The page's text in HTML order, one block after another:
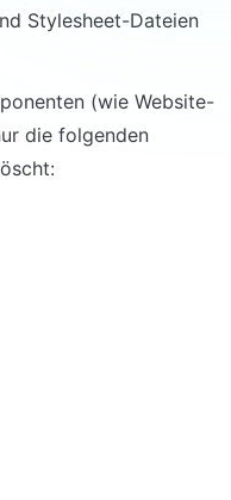
Stylesheet-Dateien
(wie Website-
die folgenden